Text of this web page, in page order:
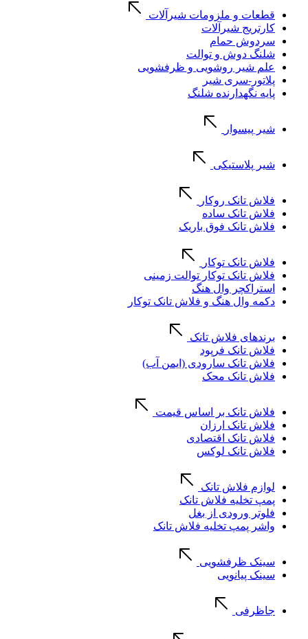
قطعات و ملزومات شیرآلات
کارتریج شیرآلات
سردوش حمام
شلنگ دوش و توالت
علم شیر روشویی و ظرفشویی
پلاتور-سری شیر
پایه نگهدارنده شلنگ
شیر پیسوار
شیر پلاستیکی
فلاش تانک روکار
فلاش تانک ساده
فلاش تانک فوق باریک
فلاش تانک توکار
فلاش تانک توکار توالت زمینی
استراکچر وال هنگ
دکمه وال هنگ و فلاش تانک توکار
برندهای فلاش تانک
فلاش تانک فرپود
فلاش تانک سارودی (ایمن آب)
فلاش تانک محک
فلاش تانک بر اساس قیمت
فلاش تانک ارزان
فلاش تانک اقتصادی
فلاش تانک لوکس
لوازم فلاش تانک
پمپ تخلیه فلاش تانک
فلوتر ورودی از بغل
واشر پمپ تخلیه فلاش تانک
سینک ظرفشویی
سینک پیانویی
جاظرفی